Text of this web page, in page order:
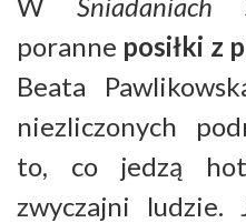
poranne posiłki z
Beata
niezliczonych
to, co jedzą
zwyczajni ludzie.